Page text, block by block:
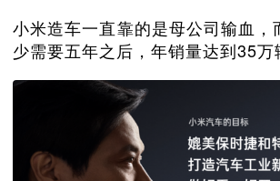
小米造车一直靠的是母公司输血，
少需要五年之后，年销量达到35万